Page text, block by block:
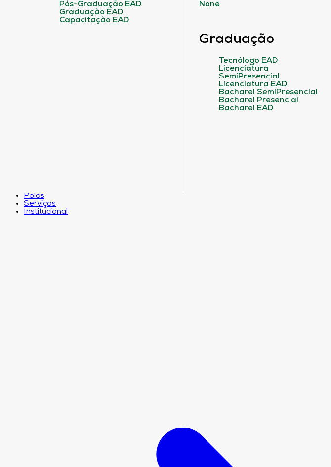
Pós-Graduação EAD
Graduação EAD
Capacitação EAD
None
Graduação
Tecnólogo EAD
Licenciatura
SemiPresencial
Licenciatura EAD
Bacharel SemiPresencial
Bacharel Presencial
Bacharel EAD
Polos
Serviços
Institucional